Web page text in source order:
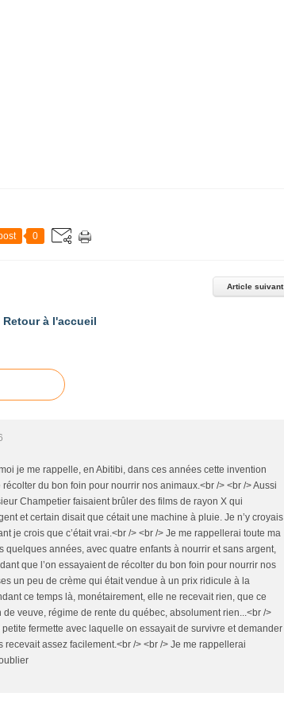
0
Article suivant
Retour à l'accueil
je me rappelle, en Abitibi, dans ces années cette invention
du bon foin pour nourrir nos animaux.<br /> <br /> Aussi
Champetier faisaient brûler des films de rayon X qui
et certain disait que cétait une machine à pluie. Je n’y croyais
je crois que c’était vrai.<br /> <br /> Je me rappellerai toute ma
quelques années, avec quatre enfants à nourrir et sans argent,
que l’on essayaient de récolter du bon foin pour nourrir nos
un peu de crème qui était vendue à un prix ridicule à la
ce temps là, monétairement, elle ne recevait rien, que ce
veuve, régime de rente du québec, absolument rien...<br />
fermette avec laquelle on essayait de survivre et demander
recevait assez facilement.<br /> <br /> Je me rappellerai